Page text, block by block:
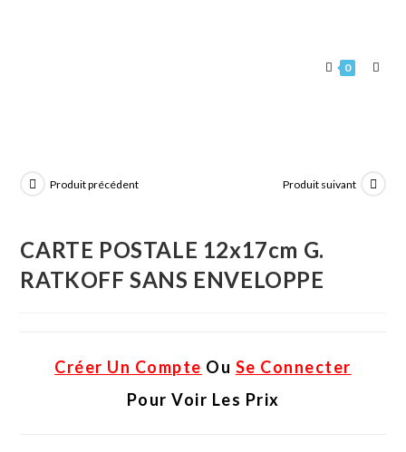
0
Produit précédent Produit suivant
CARTE POSTALE 12x17cm G.
RATKOFF SANS ENVELOPPE
Créer Un Compte Ou Se Connecter
Pour Voir Les Prix